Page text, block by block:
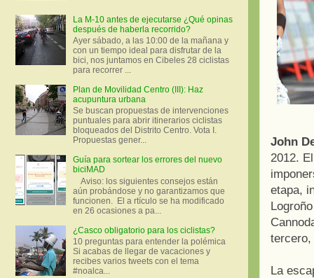
John
2012.
etapa,
tercero,
La
La M-10 antes de ejecutarse ¿Qué opinas
después de haberla recorrido?
Ayer sábado, a las 10:00 de la mañana y
con un tiempo ideal para disfrutar de la
bici, nos juntamos en Cibeles 28 ciclistas
para recorrer ...
Plan de Movilidad Centro (III): Haz
acupuntura urbana
Se buscan propuestas de intervenciones
puntuales para abrir itinerarios ciclistas
bloqueados del Distrito Centro. Vota I.
Propuestas gener...
Guía para sortear los errores del nuevo
biciMAD
Aviso: los siguientes consejos están
aún probándose y no garantizamos que
funcionen. El a rtículo se ha modificado
en 26 ocasiones a pa...
¿Casco obligatorio para los ciclistas?
10 preguntas para entender la polémica
Si acabas de llegar de vacaciones y
recibes varios tweets con el tema
#noalca...